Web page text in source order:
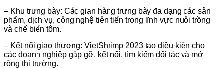
– Khu trưng bày: Các gian hàng trưng bày đa dạng các sản
phẩm, dịch vụ, công nghệ tiên tiến trong lĩnh vực nuôi trồng
và chế biến tôm.
– Kết nối giao thương: VietShrimp 2023 tạo điều kiện cho
các doanh nghiệp gặp gỡ, kết nối, tìm kiếm đối tác và mở
rộng thị trường.